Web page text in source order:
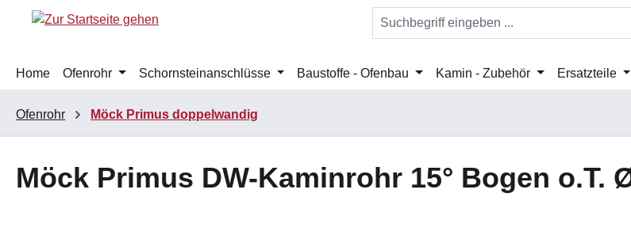
Hauptinhalt springen
Zur Suche springen
Zur Hauptnavigation springen
Home Ofenrohr Schornsteinanschlüsse Baustoffe - Ofenbau Kamin - Zubehör Ersatzteile
Ofenrohr Möck Primus doppelwandig
Möck Primus DW-Kaminrohr 15° Bogen o.T.